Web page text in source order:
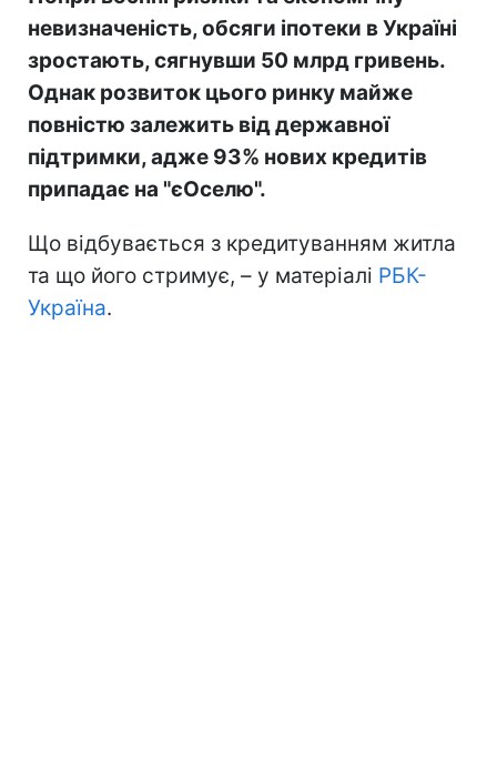
невизначеність, обсяги іпотеки в Україні
зростають, сягнувши 50 млрд гривень.
Однак розвиток цього ринку майже
повністю залежить від державної
підтримки, адже 93% нових кредитів
припадає на "єОселю".
Що відбувається з кредитуванням житла
та що його стримує, – у матеріалі РБК-
Україна.